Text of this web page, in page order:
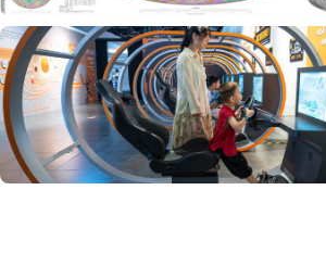
Iptek
China rampungkan peta geologi Bulan
1:5.000.000, petakan lebih dari 13.500
Indonesia 07 Aug 2026